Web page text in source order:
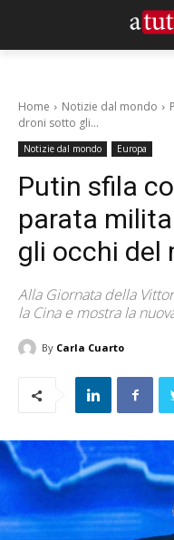
Home Notizie dal mondo
droni sotto gli...
Notizie dal mondo Europa
Putin sfila
parata
gli occhi del
Alla Giornata della
la Cina e mostra la
By Carla Cuarto